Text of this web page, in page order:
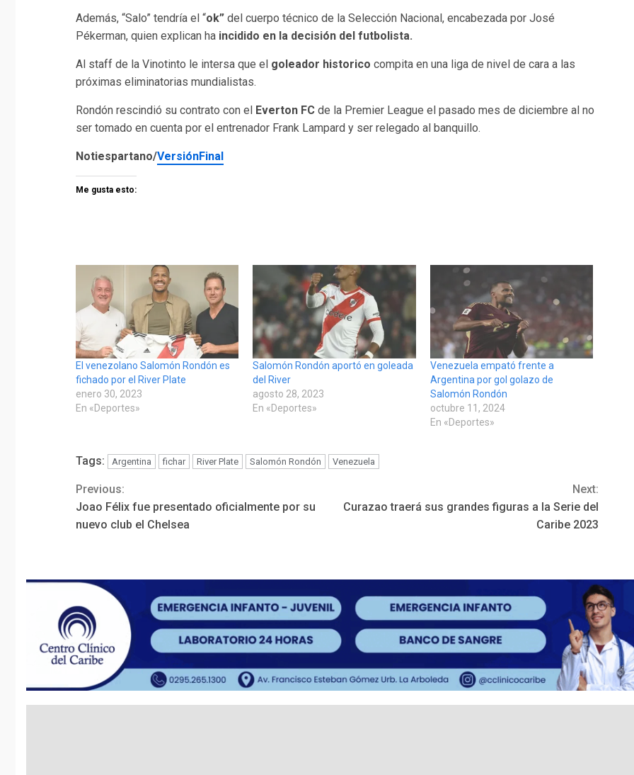
Además, “Salo” tendría el “ok” del cuerpo técnico de la Selección Nacional, encabezada por José
Pékerman, quien explican ha incidido en la decisión del futbolista.
Al staff de la Vinotinto le intersa que el goleador historico compita en una liga de nivel de cara a las
próximas eliminatorias mundialistas.
Rondón rescindió su contrato con el Everton FC de la Premier League el pasado mes de diciembre al no
ser tomado en cuenta por el entrenador Frank Lampard y ser relegado al banquillo.
Notiespartano/VersiónFinal
Me gusta esto:
El venezolano Salomón Rondón es
fichado por el River Plate
enero 30, 2023
En «Deportes»
Salomón Rondón aportó en goleada
del River
agosto 28, 2023
En «Deportes»
Venezuela empató frente a
Argentina por gol golazo de
Salomón Rondón
octubre 11, 2024
En «Deportes»
Tags: Argentina fichar River Plate Salomón Rondón Venezuela
Continue
Reading
Previous:
Joao Félix fue presentado oficialmente por su
nuevo club el Chelsea
Next:
Curazao traerá sus grandes figuras a la Serie del
Caribe 2023